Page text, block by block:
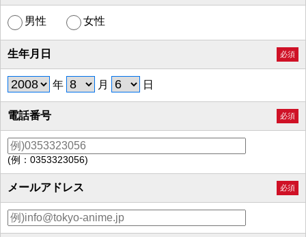
男性 女性
生年月日 必須
年 月 日
電話番号 必須
(例：0353323056)
メールアドレス 必須